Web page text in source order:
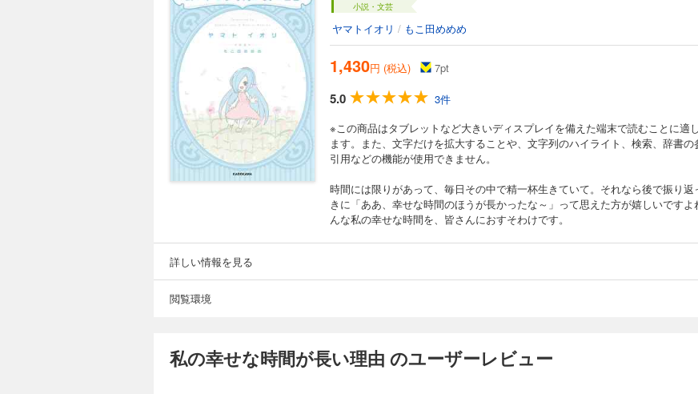
小説・文芸
ヤマトイオリ / もこ田めめめ
1,430円 (税込) 7pt
5.0
3件
※この商品はタブレットなど大きいディスプレイを備えた端末で読むことに適
ます。また、文字だけを拡大することや、文字列のハイライト、検索、辞書の
引用などの機能が使用できません。
時間には限りがあって、毎日その中で精一杯生きていて。それなら後で振り返
きに「ああ、幸せな時間のほうが長かったな～」って思えた方が嬉しいですよ
んな私の幸せな時間を、皆さんにおすそわけです。
詳しい情報を見る
閲覧環境
私の幸せな時間が長い理由 のユーザーレビュー